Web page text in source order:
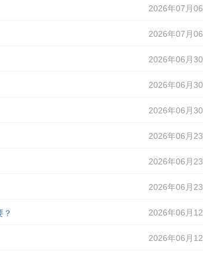
2026年07月06
2026年07月06
2026年06月30
2026年06月30
2026年06月30
2026年06月23
2026年06月23
2026年06月23
？ 2026年06月12
2026年06月12